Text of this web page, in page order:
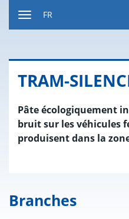
FR
TRAM-
Pâte écologiquement
bruit sur les véhicules
produisent dans la
Branches